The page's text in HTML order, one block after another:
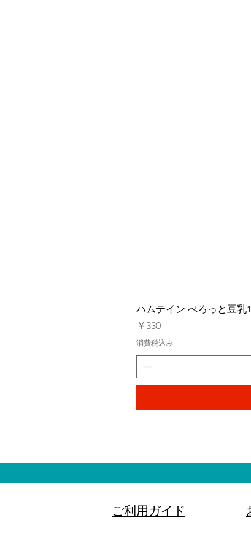
ハムテイン ぺろっと豆乳
価格
￥330
消費税込み
ご利用ガイド